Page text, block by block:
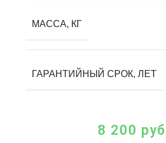
МАССА, КГ
ГАРАНТИЙНЫЙ СРОК, ЛЕТ
8 200 руб